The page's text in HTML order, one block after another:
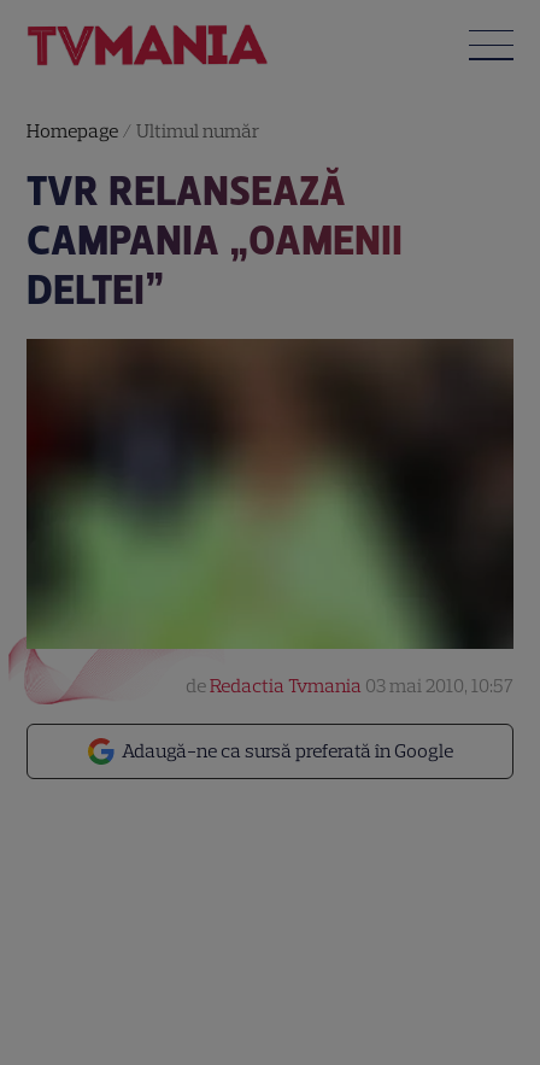
Homepage /Ultimul număr
TVR RELANSEAZĂ
CAMPANIA „OAMENII
DELTEI”
Adaugă-ne ca sursă preferată în Google
deRedactia Tvmania 03 mai 2010, 10:57